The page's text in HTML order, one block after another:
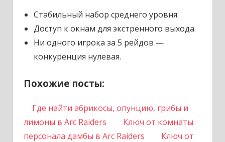
Стабильный набор среднего уровня.
Доступ к окнам для экстренного выхода.
Ни одного игрока за 5 рейдов —
конкуренция нулевая.
Похожие посты:
Где найти абрикосы, опунцию, грибы и
лимоны в Arc Raiders
Ключ от комнаты
персонала дамбы в Arc Raiders
Ключ от